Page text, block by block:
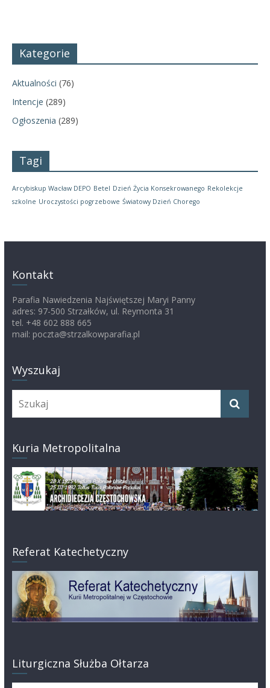
Kategorie
Aktualności (76)
Intencje (289)
Ogłoszenia (289)
Tagi
Arcybiskup Wacław DEPO Betel Dzień Życia Konsekrowanego Rekolekcje
szkolne Uroczystości pogrzebowe Światowy Dzień Chorego
Kontakt
Parafia Nawiedzenia Najświętszej Maryi Panny
adres: 97-500 Strzałków, ul. Reymonta 31
tel. +48 602 888 665
mail: poczta@strzalkowparafia.pl
Wyszukaj
Kuria Metropolitalna
Referat Katechetyczny
Liturgiczna Służba Ołtarza